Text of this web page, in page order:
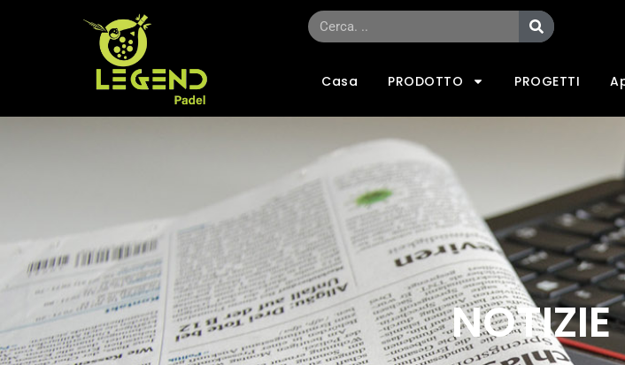
Casa PRODOTTO PROGETTI
NOTIZIE